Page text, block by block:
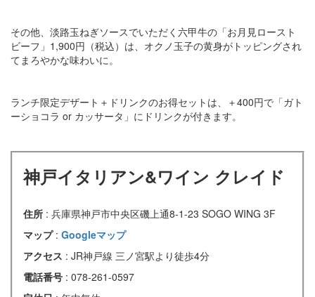
その他、淡路玉ねぎソースでいただく六甲牛の「お月見ロースト
ビーフ」1,900円（税込）は、オクノ玉子の黄身がトッピングされ
てまろやかな味わいに。
ランチ限定デザート＋ドリンクのお得セットは、＋400円で「ガト
ーショコラ or カッサータ」にドリンクが付きます。
神戸イタリアン&ワイン クレイド
住所 : 兵庫県神戸市中央区磯上通8-1-23 SOGO WING 3F
マップ : Googleマップ
アクセス : JR神戸線 三ノ宮駅より徒歩4分
電話番号 : 078-261-0597